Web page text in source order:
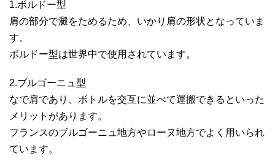
1.ボルドー型
肩の部分で澱をためるため、いかり肩の形状となっていま
す。
ボルドー型は世界中で使用されています。
2.ブルゴーニュ型
なで肩であり、ボトルを交互に並べて運搬できるといった
メリットがあります。
フランスのブルゴーニュ地方やローヌ地方でよく用いられ
ています。